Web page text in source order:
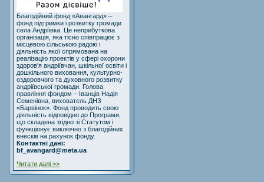
Благодійний фонд «Авангард» –
фонд підтримки і розвитку громади
села Андріївка. Це неприбуткова
організація, яка тісно співпрацює з
місцевою сільською радою і
діяльність якої спрямована на
реалізацію проектів у сфері охорони
здоров'я андріївчан, шкільної освіти і
дошкільного виховання, культурно-
оздоровчого та духовного розвитку
андріївської громади. Голова
правління фондом – Іванців Надія
Семенівна, вихователь ДНЗ
«Барвінок». Фонд проводить свою
діяльність відповідно до Програми,
що складена згідно зі Статутом і
функціонує виключно з благодійних
внесків на рахунок фонду.
Контактні дані:
bf_avangard@meta.ua
Читати далі >>